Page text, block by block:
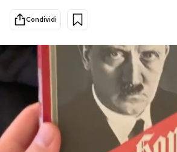
Scienza
Sport
PODCAST
Condividi